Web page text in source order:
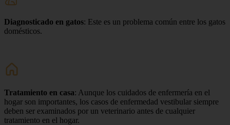
Diagnosticado en gatos: Este es un problema común entre los gatos
domésticos.
Tratamiento en casa: Aunque los cuidados de enfermería en el
hogar son importantes, los casos de enfermedad vestibular siempre
deben ser examinados por un veterinario antes de cualquier
tratamiento en el hogar.